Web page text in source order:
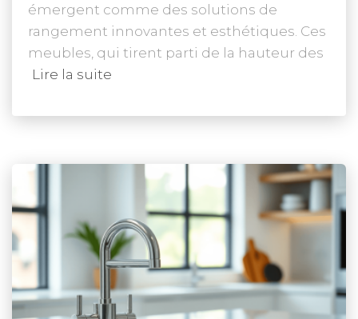
émergent comme des solutions de
rangement innovantes et esthétiques. Ces
meubles, qui tirent parti de la hauteur des
Lire la suite